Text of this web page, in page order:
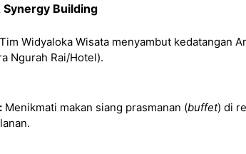
Synergy Building
Tim Widyaloka Wisata menyambut kedatangan
Ngurah Rai/Hotel).
Menikmati makan siang prasmanan (buffet) di